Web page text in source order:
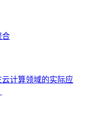
合
计算领域的实际应